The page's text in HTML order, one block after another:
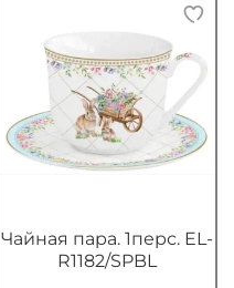
Чайная пара. 1перс. EL-
R1182/SPBL